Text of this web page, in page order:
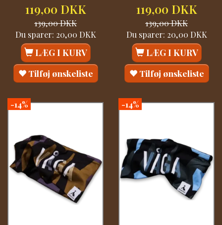
119,00 DKK
139,00 DKK
Du sparer: 20,00 DKK
LÆG I KURV
Tilføj ønskeliste
119,00 DKK
139,00 DKK
Du sparer: 20,00 DKK
LÆG I KURV
Tilføj ønskeliste
-14% -14%